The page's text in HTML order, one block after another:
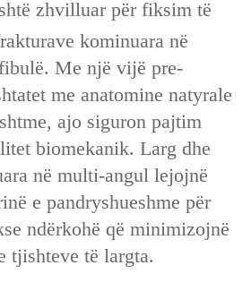
zhvilluar për fiksim të
kominuara në
Me një vijë pre-
me anatomine natyrale
ajo siguron pajtim
biomekanik. Larg dhe
në multi-angul lejojnë
e pandryshueshme për
ndërkohë që minimizojnë
tjishteve të largta.